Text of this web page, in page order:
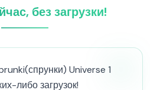
без загрузки!
Universe 1
либо загрузок!